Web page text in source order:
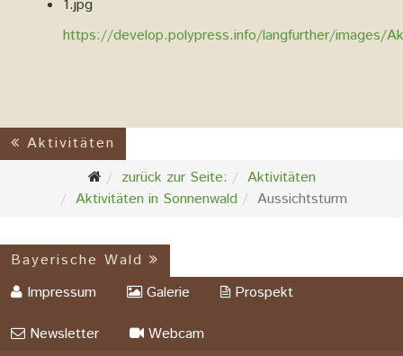
1.jpg
https://develop.polypress.info/langfurther/images/
Aktivitäten
zurück zur Seite:
Aktivitäten
Aktivitäten in Sonnenwald
Aussichtsturm
Bayerische Wald
Impressum
Galerie
Prospekt
Newsletter
Webcam